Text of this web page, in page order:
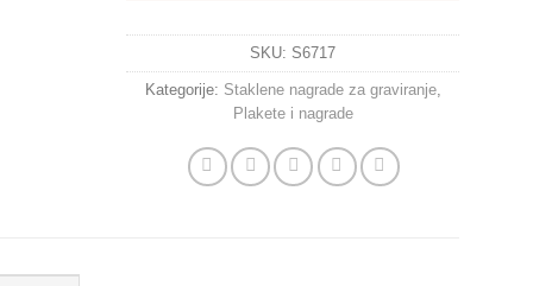
SKU: S6717
Kategorije: Staklene nagrade za graviranje,
Plakete i nagrade